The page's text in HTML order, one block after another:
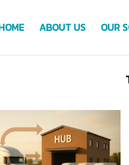
ABOUT US OUR